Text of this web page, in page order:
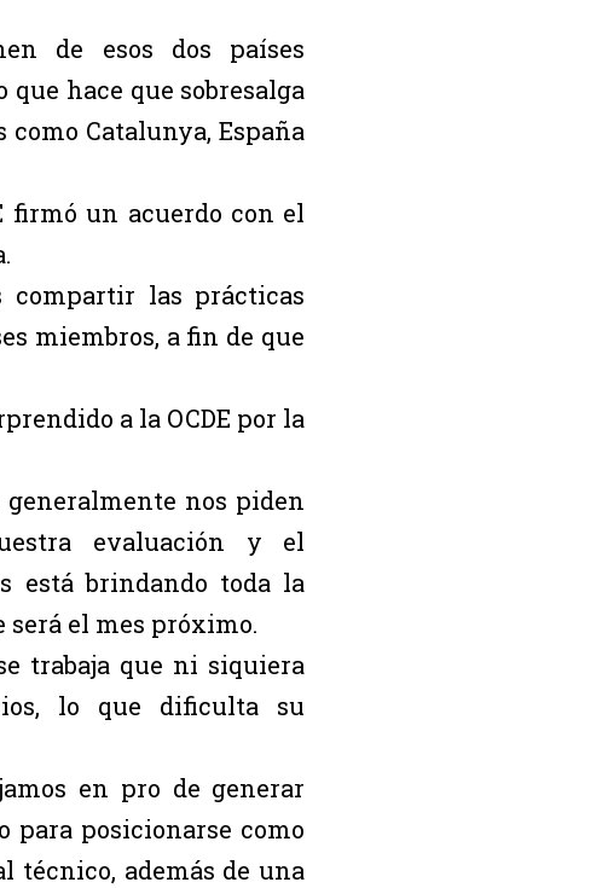
de esos dos países
que hace que sobresalga
Catalunya, España
firmó un acuerdo con el
compartir las prácticas
miembros, a fin de que
a la OCDE por la
nos piden
evaluación y el
está brindando toda la
el mes próximo.
trabaja que ni siquiera
lo que dificulta su
en pro de generar
para posicionarse como
técnico, además de una